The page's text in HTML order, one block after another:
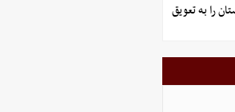
را به تعویق